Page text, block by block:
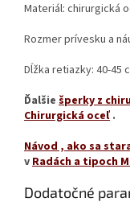
Materiál: chirurgická
Rozmer prívesku a
Dĺžka retiazky: 40-45
Ďalšie šperky z
Chirurgická oceľ .
Návod, ako sa
vRadách a tipoch
Dodatočné